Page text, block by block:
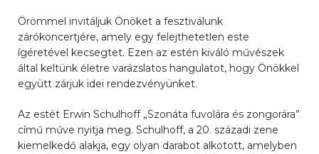
Örömmel invitáljuk Önöket a fesztiválunk
zárókoncertjére, amely egy felejthetetlen este
ígéretével kecsegtet. Ezen az estén kiváló művészek
által keltünk életre varázslatos hangulatot, hogy Önökkel
együtt zárjuk idei rendezvényünket.
Az estét Erwin Schulhoff „Szonáta fuvolára és zongorára”
című műve nyitja meg. Schulhoff, a 20. századi zene
kiemelkedő alakja, egy olyan darabot alkotott, amelyben